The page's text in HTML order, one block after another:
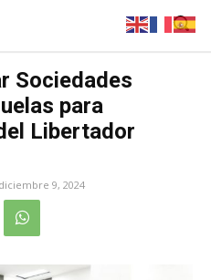
Sociedades
para
Libertador
diciembre 9, 2024